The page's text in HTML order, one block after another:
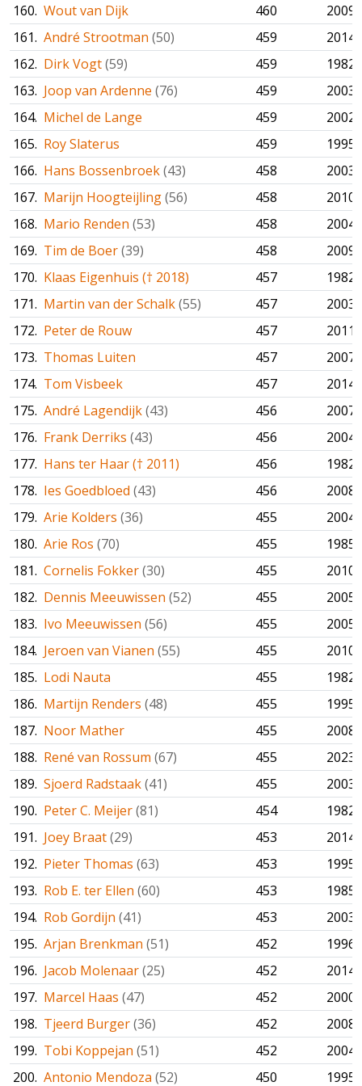
160. Wout van Dijk 460
2009
161. André Strootman (50) 459
2014
162. Dirk Vogt(59) 459
1982
163. Joop van Ardenne (76) 459
2003
164. Michel de Lange 459
2002
165. Roy Slaterus 459
1995
166. Hans Bossenbroek(43) 458
2003
167. Marijn Hoogteijling(56) 458
2010
168. Mario Renden (53) 458
2004
169. Tim de Boer(39) 458
2009
170. Klaas Eigenhuis († 2018) 457
1982
171. Martin van der Schalk(55) 457
2003
172. Peter de Rouw 457
2011
173. Thomas Luiten 457
2007
174. Tom Visbeek 457
2014
175. André Lagendijk(43) 456
2007
176. Frank Derriks (43) 456
2004
177. Hans ter Haar († 2011) 456
1982
178. Ies Goedbloed (43) 456
2008
179. Arie Kolders (36) 455
2004
180. Arie Ros (70) 455
1985
181. Cornelis Fokker(30) 455
2010
182. Dennis Meeuwissen (52) 455
2005
183. Ivo Meeuwissen (56) 455
2005
184. Jeroen van Vianen (55) 455
2010
185. Lodi Nauta 455
1982
186. Martijn Renders (48) 455
1995
187. Noor Mather 455
2008
188. René van Rossum (67) 455
2023
189. Sjoerd Radstaak(41) 455
2003
190. Peter C. Meijer(81) 454
1982
191. Joey Braat(29) 453
2014
192. Pieter Thomas (63) 453
1995
193. Rob E. ter Ellen (60) 453
1985
194. Rob Gordijn (41) 453
2003
195. Arjan Brenkman (51) 452
1996
196. Jacob Molenaar(25) 452
2014
197. Marcel Haas (47) 452
2000
198. Tjeerd Burger(36) 452
2008
199. Tobi Koppejan (51) 452
2004
200. Antonio Mendoza (52) 450 1995